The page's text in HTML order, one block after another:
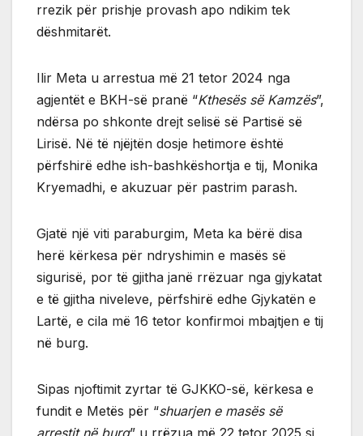
rrezik për prishje provash apo ndikim tek
dëshmitarët.
Ilir Meta u arrestua më 21 tetor 2024 nga
agjentët e BKH-së pranë “Kthesës së Kamzës”,
ndërsa po shkonte drejt selisë së Partisë së
Lirisë. Në të njëjtën dosje hetimore është
përfshirë edhe ish-bashkëshortja e tij, Monika
Kryemadhi, e akuzuar për pastrim parash.
Gjatë një viti paraburgim, Meta ka bërë disa
herë kërkesa për ndryshimin e masës së
sigurisë, por të gjitha janë rrëzuar nga gjykatat
e të gjitha niveleve, përfshirë edhe Gjykatën e
Lartë, e cila më 16 tetor konfirmoi mbajtjen e tij
në burg.
Sipas njoftimit zyrtar të GJKKO-së, kërkesa e
fundit e Metës për “shuarjen e masës së
arrestit në burg” u rrëzua më 22 tetor 2025 si